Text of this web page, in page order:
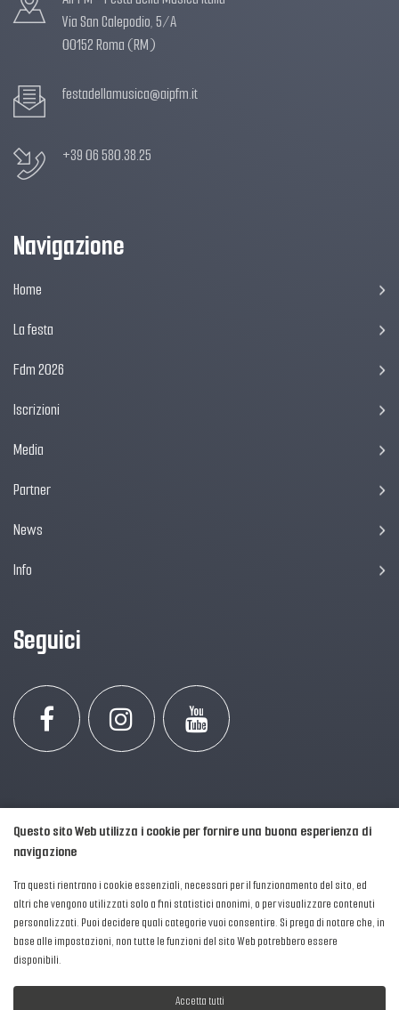
Via San Calepodio, 5/A
00152 Roma (RM)
festadellamusica@aipfm.it
+39 06 580.38.25
Navigazione
Home
La festa
Fdm 2026
Iscrizioni
Media
Partner
News
Info
Seguici
2016-2026 © AIPFM - Festa della Musica Italia Tutti i Diritti Riservati.
Privacy Policy
| Cookies
Questo sito Web utilizza i cookie per fornire una buona esperienza di
navigazione
Tra questi rientrano i cookie essenziali, necessari per il funzionamento del sito, ed
altri che vengono utilizzati solo a fini statistici anonimi, o per visualizzare contenuti
personalizzati. Puoi decidere quali categorie vuoi consentire. Si prega di notare che, in
base alle impostazioni, non tutte le funzioni del sito Web potrebbero essere
disponibili.
Accetta tutti